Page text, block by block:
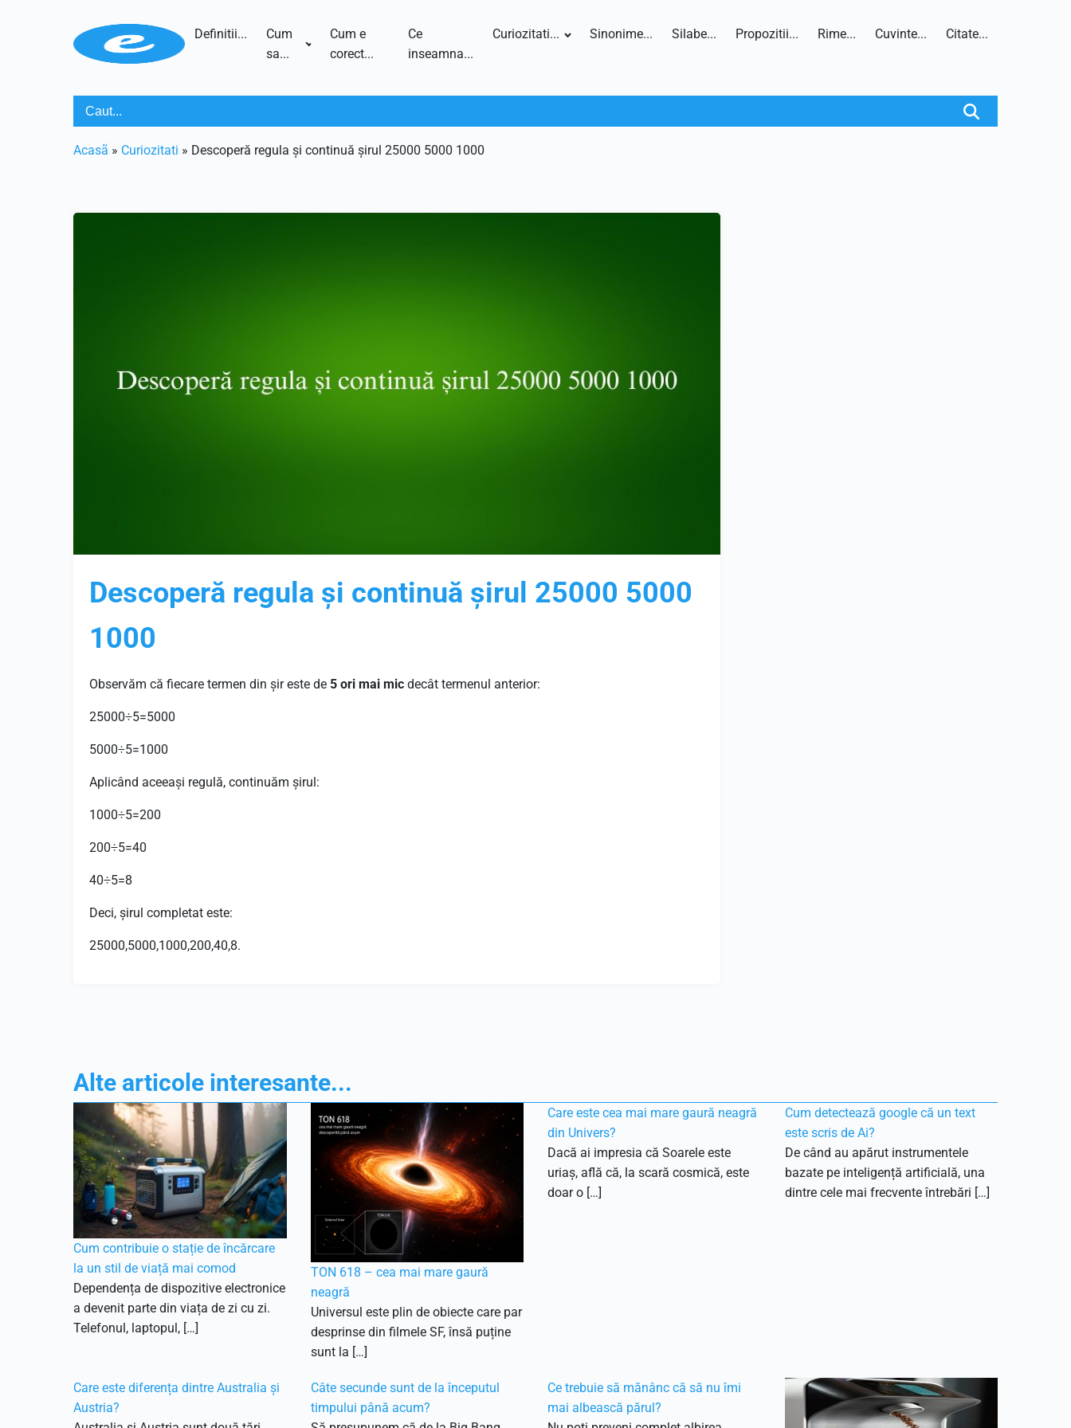
Definitii...
Cum
sa...
Cum e
corect...
Ce
inseamna...
Curiozitati... Sinonime... Silabe... Propozitii... Rime... Cuvinte... Citate...
Acasã » Curiozitati » Descoperă regula și continuă șirul 25000 5000 1000
Descoperă regula și continuă șirul 25000 5000
1000
Observăm că fiecare termen din șir este de 5 ori mai mic decât termenul anterior:
25000÷5=5000
5000÷5=1000
Aplicând aceeași regulă, continuăm șirul:
1000÷5=200
200÷5=40
40÷5=8
Deci, șirul completat este:
25000,5000,1000,200,40,8.
Alte articole interesante...
Cum contribuie o stație de încărcare
la un stil de viață mai comod
Dependența de dispozitive electronice
a devenit parte din viața de zi cu zi.
Telefonul, laptopul, […]
TON 618 – cea mai mare gaură
neagră
Universul este plin de obiecte care par
desprinse din filmele SF, însă puține
sunt la […]
Care este cea mai mare gaură neagră
din Univers?
Dacă ai impresia că Soarele este
uriaș, află că, la scară cosmică, este
doar o […]
Cum detectează google că un text
este scris de Ai?
De când au apărut instrumentele
bazate pe inteligență artificială, una
dintre cele mai frecvente întrebări […]
Care este diferența dintre Australia și
Austria?
Câte secunde sunt de la începutul
timpului până acum?
Ce trebuie să mănânc că să nu îmi
mai albească părul?